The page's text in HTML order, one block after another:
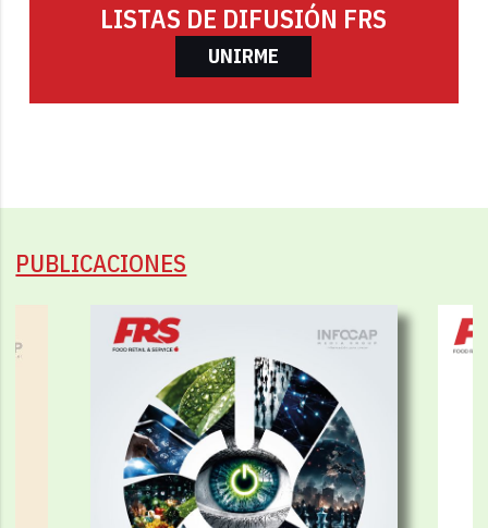
LISTAS DE DIFUSIÓN FRS
UNIRME
PUBLICACIONES